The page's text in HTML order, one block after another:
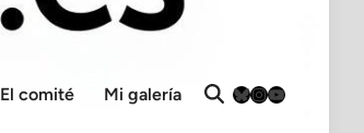
El comité Mi galería
AbrirBluesky
Instagram
YouTube